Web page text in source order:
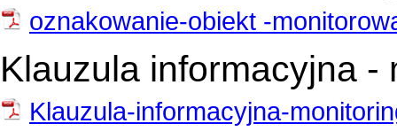
oznakowanie-obiekt -
Klauzula informacyjna -
Klauzula-informacyjna-